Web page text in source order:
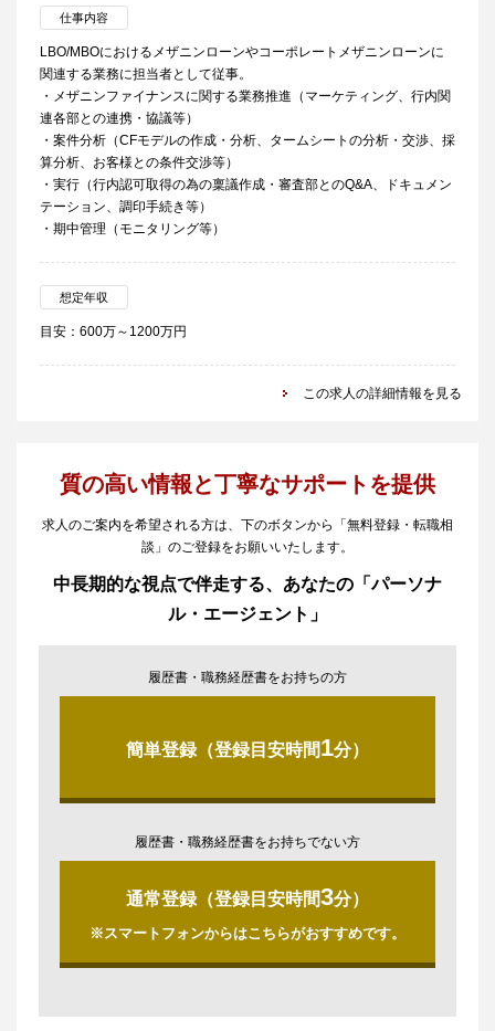
仕事内容
LBO/MBOにおけるメザニンローンやコーポレートメザニンローンに
関連する業務に担当者として従事。
・メザニンファイナンスに関する業務推進（マーケティング、行内関
連各部との連携・協議等）
・案件分析（CFモデルの作成・分析、タームシートの分析・交渉、採
算分析、お客様との条件交渉等）
・実行（行内認可取得の為の稟議作成・審査部とのQ&A、ドキュメン
テーション、調印手続き等）
・期中管理（モニタリング等）
想定年収
目安：600万～1200万円
この求人の詳細情報を見る
質の高い情報と丁寧なサポートを提供
求人のご案内を希望される方は、下のボタンから「無料登録・転職相
談」のご登録をお願いいたします。
中長期的な視点で伴走する、あなたの「パーソナ
ル・エージェント」
履歴書・職務経歴書をお持ちの方
簡単登録（登録目安時間1分）
履歴書・職務経歴書をお持ちでない方
通常登録（登録目安時間3分）
※スマートフォンからはこちらがおすすめです。